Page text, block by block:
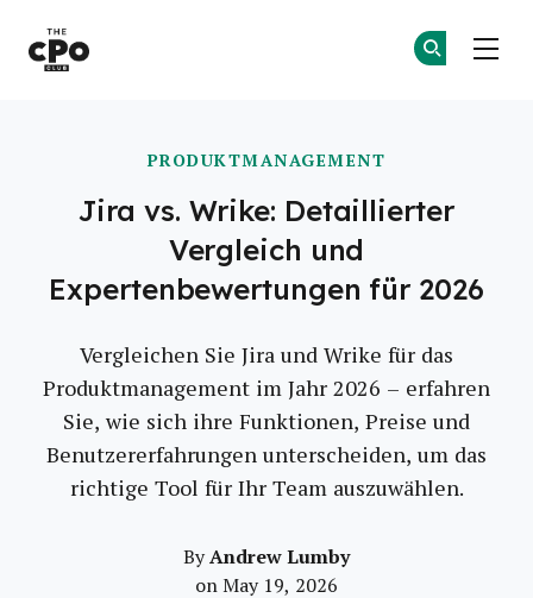
PRODUKTMANAGEMENT
Jira vs. Wrike: Detaillierter
Vergleich und
Expertenbewertungen für 2026
Vergleichen Sie Jira und Wrike für das
Produktmanagement im Jahr 2026 – erfahren
Sie, wie sich ihre Funktionen, Preise und
Benutzererfahrungen unterscheiden, um das
richtige Tool für Ihr Team auszuwählen.
ByAndrew Lumby
on May 19, 2026